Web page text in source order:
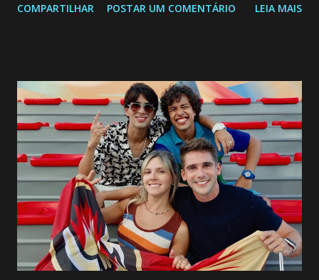
a Programação Semanal do SBT de 08/06/26 a 14/06/26
confessa a Gabriel que ele demonstrou ser o tipo de
pessoa que ela tanto desejou durante toda a vida. Camila
entra no quarto de Gabriel e imagina como seria o
encontro deles, quando conseguir seduzi-lo. Manuel avisa a
Paula sobre a suposta infidelidade de Gabriel com Joana.
Rogerio consegue se livrar de todas as suspeitas pelo
desaparecimento de Francisco, apontando que ele poderia
ter sido vítima da fúria de Gabriel. Artur informa a Gabriel
que a clínica inseminou por engano outra paciente, que está
...
COMPARTILHAR POSTAR UM COMENTÁRIO LEIA MAIS